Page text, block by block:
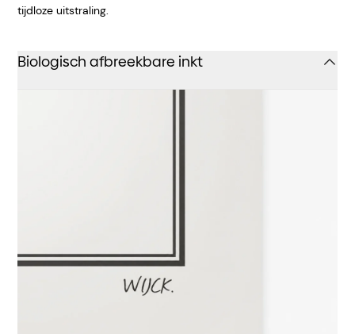
tijdloze uitstraling.
Biologisch afbreekbare inkt